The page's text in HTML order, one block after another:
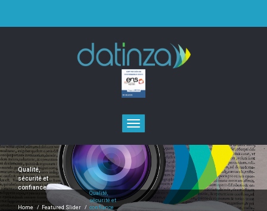
Toggle
navigation
Qualité,
sécurité et
confiance
Home / Featured Slider /
Qualité,
sécurité et
confiance